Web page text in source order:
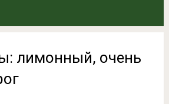
лимонный, очень